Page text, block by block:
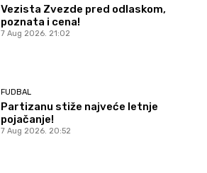
Vezista Zvezde pred odlaskom,
poznata i cena!
7 Aug 2026. 21:02
FUDBAL
Partizanu stiže najveće letnje
pojačanje!
7 Aug 2026. 20:52